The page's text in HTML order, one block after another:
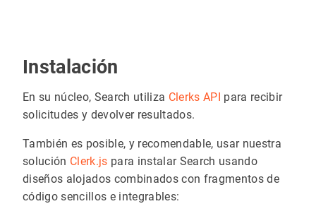
Instalación
En su núcleo, Search utiliza Clerks API para recibir
solicitudes y devolver resultados.
También es posible, y recomendable, usar nuestra
solución Clerk.js para instalar Search usando
diseños alojados combinados con fragmentos de
código sencillos e integrables: